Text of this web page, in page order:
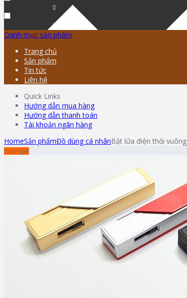
Danh mục sản phẩm
Trang chủ
Sản phẩm
Tin tức
Liên hệ
Quick Links
Hướng dẫn mua hàng
Hướng dẫn thanh toán
Tài khoản ngân hàng
HomeSản phẩmĐồ dùng cá nhânBật lửa điện thỏi vuông
Giảm giá!